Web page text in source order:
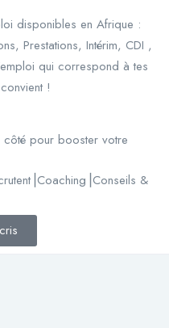
disponibles en Afrique :
Prestations, Intérim, CDI ,
qui correspond à tes
!
côté pour booster votre
&